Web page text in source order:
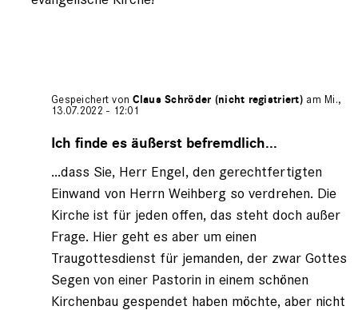
Gespeichert vonClaus Schröder (nicht registriert) am Mi.,
13.07.2022 - 12:01
auf
Gerhard
Engel
registriert)
Ich finde es äußerst befremdlich...
...dass Sie, Herr Engel, den gerechtfertigten
Einwand von Herrn Weihberg so verdrehen. Die
Kirche ist für jeden offen, das steht doch außer
Frage. Hier geht es aber um einen
Traugottesdienst für jemanden, der zwar Gottes
Segen von einer Pastorin in einem schönen
Kirchenbau gespendet haben möchte, aber nicht